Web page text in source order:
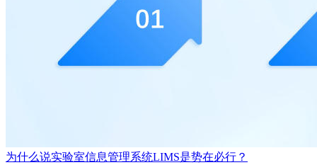
为什么说实验室信息管理系统LIMS是势在必行？